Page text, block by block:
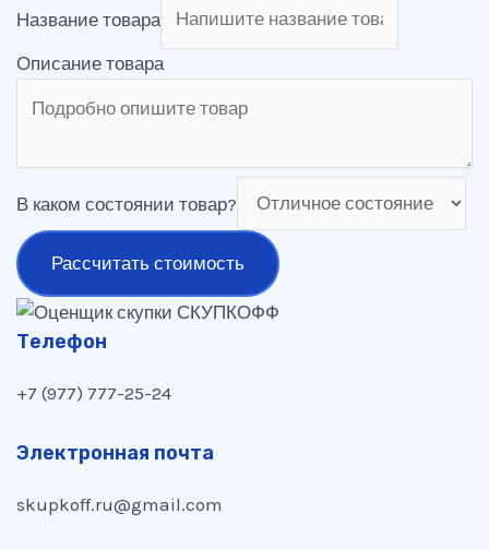
Название товара
Описание товара
В каком состоянии товар?
Рассчитать стоимость
Телефон
+7 (977) 777-25-24
Электронная почта
skupkoff.ru@gmail.com